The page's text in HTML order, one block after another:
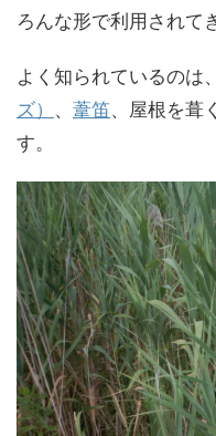
ろんな形で利用されて
よく知られているのは
ズ） 、 葦笛、屋根を葺
す。